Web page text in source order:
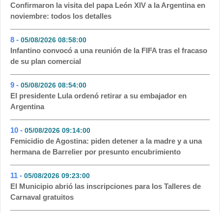
Confirmaron la visita del papa León XIV a la Argentina en
noviembre: todos los detalles
8 - 05/08/2026 08:58:00
Infantino convocó a una reunión de la FIFA tras el fracaso
de su plan comercial
9 - 05/08/2026 08:54:00
El presidente Lula ordenó retirar a su embajador en
Argentina
10 - 05/08/2026 09:14:00
Femicidio de Agostina: piden detener a la madre y a una
hermana de Barrelier por presunto encubrimiento
11 - 05/08/2026 09:23:00
El Municipio abrió las inscripciones para los Talleres de
Carnaval gratuitos